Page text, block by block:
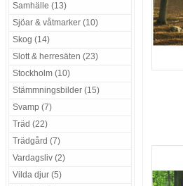
Samhälle (13)
Sjöar & våtmarker (10)
Skog (14)
Slott & herresäten (23)
Stockholm (10)
Stämmningsbilder (15)
Svamp (7)
Träd (22)
Trädgård (7)
Vardagsliv (2)
Vilda djur (5)